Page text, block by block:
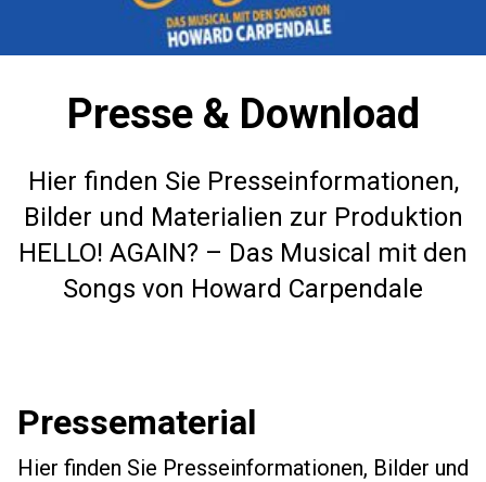
Presse & Download
Hier finden Sie Presseinformationen,
Bilder und Materialien zur Produktion
HELLO! AGAIN? – Das Musical mit den
Songs von Howard Carpendale
Pressematerial
Hier finden Sie Presseinformationen, Bilder und